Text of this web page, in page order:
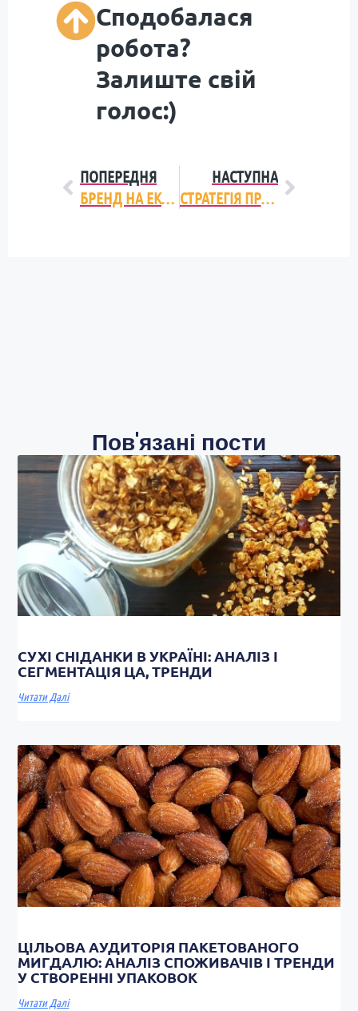
Сподобалася
робота?
Залиште свій
голос:)
ПОПЕРЕДНЯ
БРЕНД НА ЕКСПОРТ: РОЗРОБКА НАЗВИ ДЛЯ ВИХОДУ НА ЄВРОПЕЙСЬКИЙ РИНОК
НАСТУПНА
СТРАТЕГІЯ ПРОСУВАННЯ НА ЄВРОПЕЙСЬКОМУ РИНКУ
Пов'язані пости
СУХІ СНІДАНКИ В УКРАЇНІ: АНАЛІЗ І
СЕГМЕНТАЦІЯ ЦА, ТРЕНДИ
Читати Далі
ЦІЛЬОВА АУДИТОРІЯ ПАКЕТОВАНОГО
МИГДАЛЮ: АНАЛІЗ СПОЖИВАЧІВ І ТРЕНДИ
У СТВОРЕННІ УПАКОВОК
Читати Далі